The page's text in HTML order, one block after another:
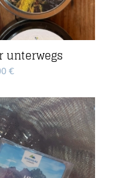
unterwegs
€